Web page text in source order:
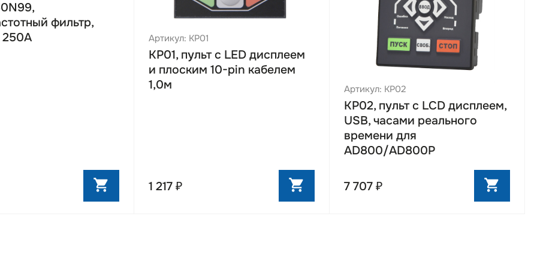
* Указанная возможность подключения
моментом
фильтр,
Артикул: KP01
KP01, пульт с LED дисплеем
и плоским 10-pin кабелем
1,0м
1 217 ₽
Артикул: KP02
KP02, пульт с LCD дисплеем,
USB, часами реального
времени для
AD800/AD800P
7 707 ₽